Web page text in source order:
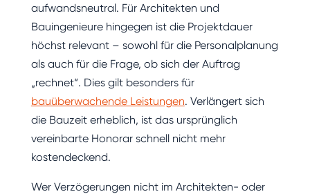
aufwandsneutral. Für Architekten und
Bauingenieure hingegen ist die Projektdauer
höchst relevant – sowohl für die Personalplanung
als auch für die Frage, ob sich der Auftrag
„rechnet“. Dies gilt besonders für
bauüberwachende Leistungen. Verlängert sich
die Bauzeit erheblich, ist das ursprünglich
vereinbarte Honorar schnell nicht mehr
kostendeckend.
Wer Verzögerungen nicht im Architekten- oder